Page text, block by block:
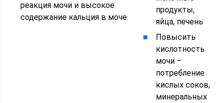
реакция мочи и высокое
содержание кальция в моче.
продукты,
яйца, печень
Повысить
кислотность
мочи –
потребление
кислых соков,
минеральных